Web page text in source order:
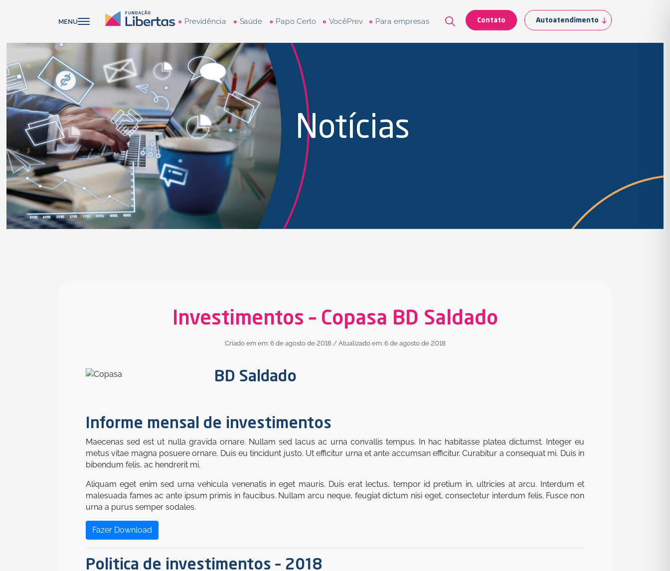
MENU Previdência Saúde Papo Certo VocêPrev Para empresas Contato Autoatendimento
Notícias
Investimentos – Copasa BD Saldado
Criado em em: 6 de agosto de 2018 / Atualizado em: 6 de agosto de 2018
BD Saldado
Informe mensal de investimentos
Maecenas sed est ut nulla gravida ornare. Nullam sed lacus ac urna convallis tempus. In hac habitasse platea dictumst. Integer eu
metus vitae magna posuere ornare. Duis eu tincidunt justo. Ut efficitur urna et ante accumsan efficitur. Curabitur a consequat mi. Duis in
bibendum felis, ac hendrerit mi.
Aliquam eget enim sed urna vehicula venenatis in eget mauris. Duis erat lectus, tempor id pretium in, ultricies at arcu. Interdum et
malesuada fames ac ante ipsum primis in faucibus. Nullam arcu neque, feugiat dictum nisi eget, consectetur interdum felis. Fusce non
urna a purus semper sodales.
Fazer Download
Politica de investimentos – 2018